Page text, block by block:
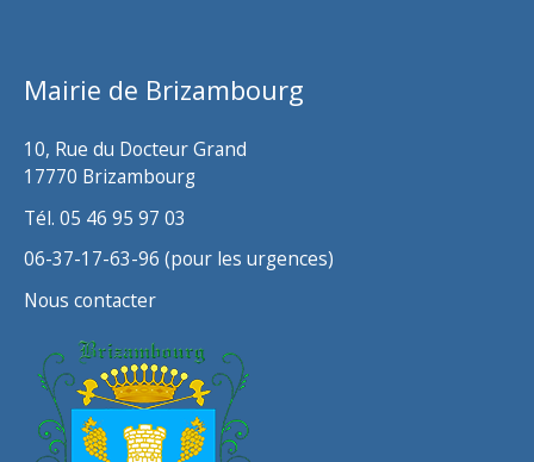
Mairie de Brizambourg
10, Rue du Docteur Grand
17770 Brizambourg
Tél. 05 46 95 97 03
06-37-17-63-96 (pour les urgences)
Nous contacter